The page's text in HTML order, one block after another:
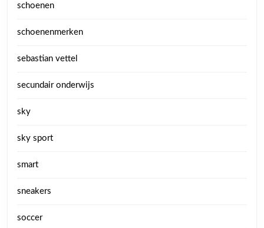
schoenen
schoenenmerken
sebastian vettel
secundair onderwijs
sky
sky sport
smart
sneakers
soccer